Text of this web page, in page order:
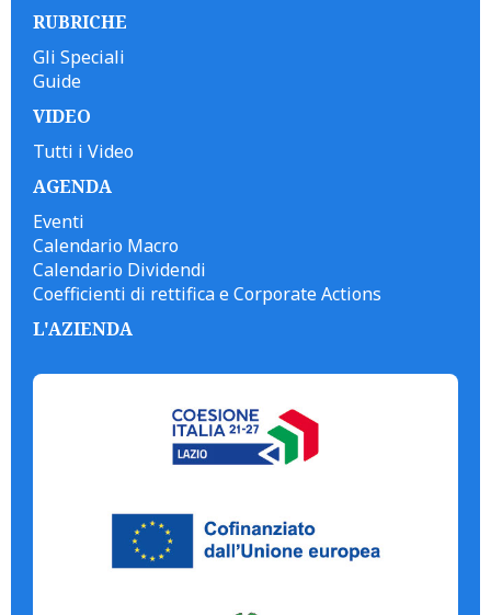
RUBRICHE
Gli Speciali
Guide
VIDEO
Tutti i Video
AGENDA
Eventi
Calendario Macro
Calendario Dividendi
Coefficienti di rettifica e Corporate Actions
L'AZIENDA